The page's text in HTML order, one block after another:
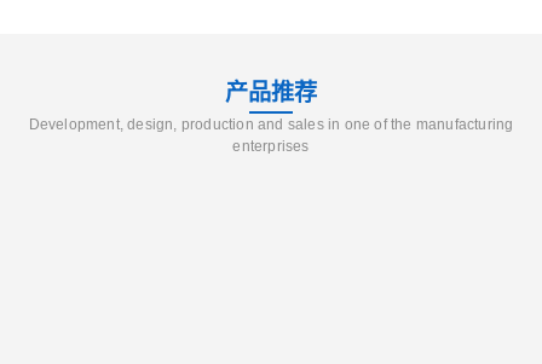
产品推荐
Development, design, production and sales in one of the manufacturing
enterprises